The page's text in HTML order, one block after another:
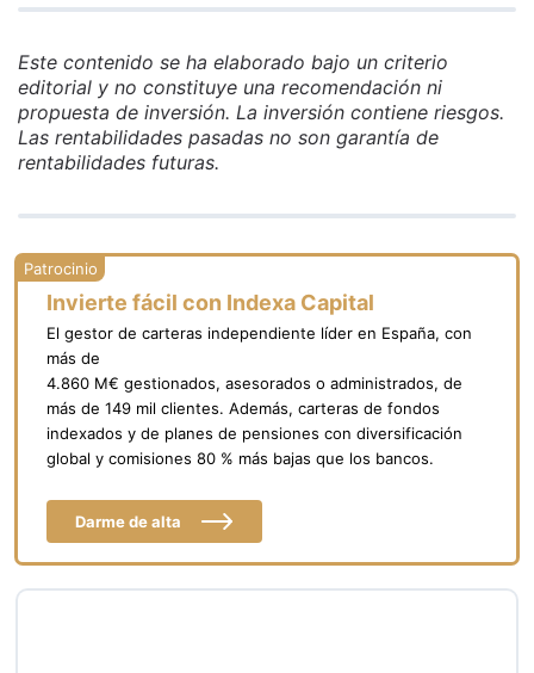
Este contenido se ha elaborado bajo un criterio
editorial y no constituye una recomendación ni
propuesta de inversión. La inversión contiene riesgos.
Las rentabilidades pasadas no son garantía de
rentabilidades futuras.
Invierte fácil con Indexa Capital
El gestor de carteras independiente líder en España, con
más de
4.860 M€ gestionados, asesorados o administrados, de
más de 149 mil clientes. Además, carteras de fondos
indexados y de planes de pensiones con diversificación
global y comisiones 80 % más bajas que los bancos.
Darme de alta